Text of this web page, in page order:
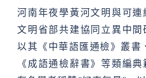
河南年夜學黃河文明與可
文明省部共建協同立異中
以其《中華語匯通檢》叢書
《成語通檢辭書》等類編